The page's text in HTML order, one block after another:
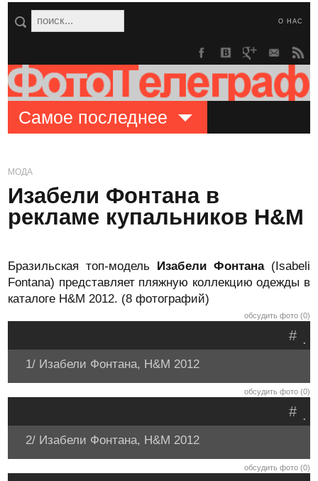
О НАС
Самое последнее
МОДА
Изабели Фонтана в
рекламе купальников H&M
Бразильская топ-модель Изабели Фонтана(Isabeli
Fontana) представляет пляжную коллекцию одежды в
каталоге H&M 2012. (8 фотографий)
обсудить фото (0)
.
#
1/ Изабели Фонтана, H&M 2012
обсудить фото (0)
.
#
2/ Изабели Фонтана, H&M 2012
обсудить фото (0)